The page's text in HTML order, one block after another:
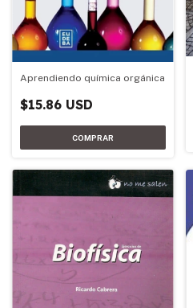
Aprendiendo química orgánica
$15.86 USD